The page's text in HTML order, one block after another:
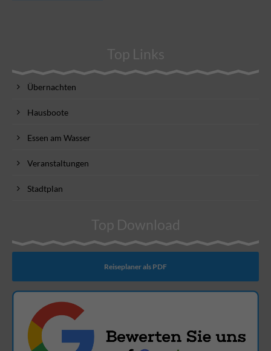
Top Links
Übernachten
Hausboote
Essen am Wasser
Veranstaltungen
Stadtplan
Top Download
Reiseplaner als PDF